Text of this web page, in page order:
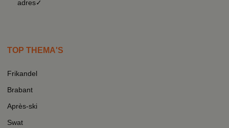
adres✓
TOP THEMA'S
Frikandel
Brabant
Après-ski
Swat